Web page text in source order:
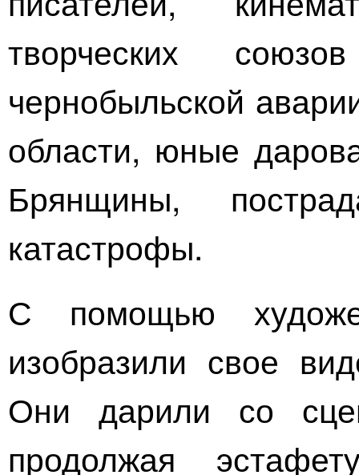
творческих
чернобыльской
области, юные
Брянщины,
катастрофы.
С помощью
изобразили свое
Они дарили со
продолжая